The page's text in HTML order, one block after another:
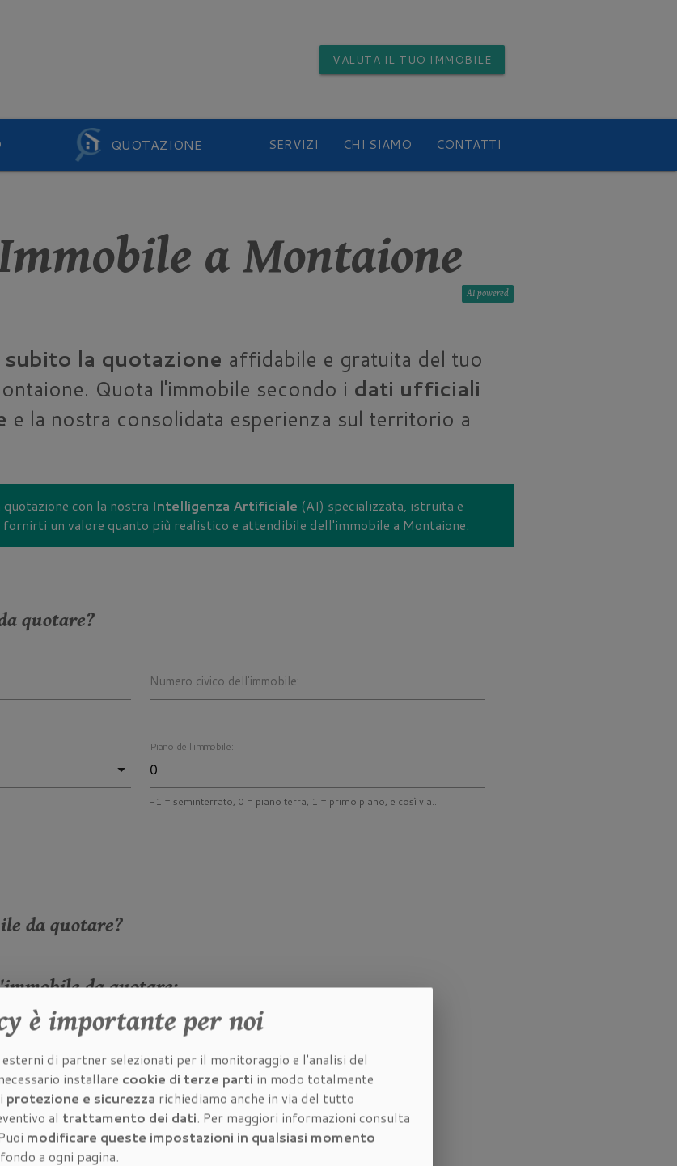
VALUTA IL TUO IMMOBILE
QUOTAZIONE SERVIZI CHI SIAMO CONTATTI
a Montaione
AI
subito la quotazione affidabile e gratuita del tuo
Quota l'immobile secondo i dati ufficiali
e la nostra consolidata esperienza sul territorio a
con la nostra Intelligenza Artificiale (AI) specializzata, istruita e
un valore quanto più realistico e attendibile dell'immobile a Montaione.
quotare?
Numero civico dell'immobile:
Piano dell'immobile:
-1 = seminterrato, 0 = piano terra, 1 = primo piano, e così via...
da quotare?
da quotare:
da quotare:
da quotare:
è importante per noi
di partner selezionati per il monitoraggio e l'analisi del
installare cookie di terze parti in modo totalmente
protezione e sicurezza richiediamo anche in via del tutto
al trattamento dei dati. Per maggiori informazioni consulta
modificare queste impostazioni in qualsiasi momento
a ogni pagina.